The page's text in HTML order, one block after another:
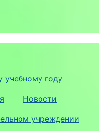
учебному году
Новости
учреждении